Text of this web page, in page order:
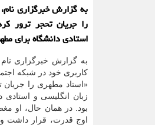
به گزارش خبرگزاری
را جریان تحجر ترور
استادی دانشگاه برای
به گزارش خبرگزاری
کاربری خود در شبکه
«استاد مطهری را جریان
زبان انگلیسی و استادی
بود. در همان حال، او
اوج قدرت، قرار داشت